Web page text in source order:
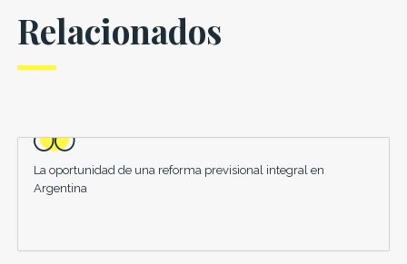
Relacionados
La oportunidad de una reforma previsional integral en
Argentina